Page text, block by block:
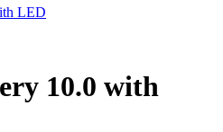
LED
10.0 with